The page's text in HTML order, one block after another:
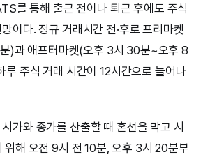
를 통해 출근 전이나 퇴근 후에도 주식
이다. 정규 거래시간 전·후로 프리마켓
)과 애프터마켓(오후 3시 30분~오후 8
루 주식 거래 시간이 12시간으로 늘어나
가와 종가를 산출할 때 혼선을 막고 시
위해 오전 9시 전 10분, 오후 3시 20분부